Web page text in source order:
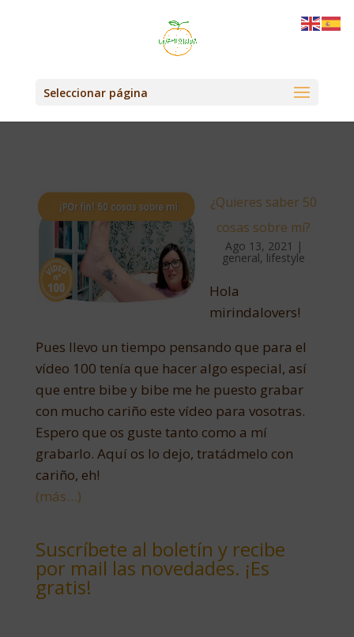
Seleccionar página
¿Quieres saber 50
cosas sobre mí?
Ago 13, 2021 |
general, lifestyle
Hola
mirindalovers!
Pues llevo un tiempo pensando que para el
vídeo 100 tenía que hacer algo especial, así
que entre bibe y bibe me he puesto grabar
con mucho cariño este vídeo para vosotras.
Espero que os guste tanto como a mí
grabarlo. Aquí os lo dejo, tratádmelo con
cariño, eh!
(más…)
Suscríbete al boletín y recibe
por mail las novedades. ¡Es
gratis!